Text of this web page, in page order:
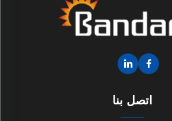
اتصل بنا